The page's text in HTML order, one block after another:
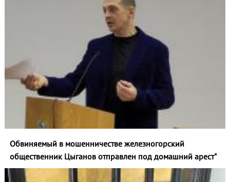
Обвиняемый в мошенничестве железногорский
общественник Цыганов отправлен под домашний арест"